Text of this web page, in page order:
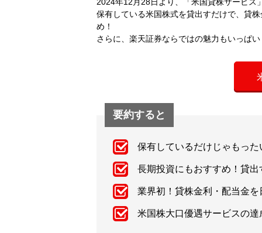
保有している米国株式を貸出すだけで、貸
め！
さらに、楽天証券ならではの魅力もいっぱ
要約すると
保有しているだけじゃもっ
長期投資にもおすすめ！貸
業界初！貸株金利・配当金
米国株大口優遇サービスの